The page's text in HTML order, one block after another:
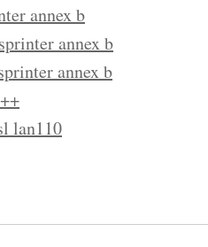
annex b
annex b
annex b
lan110